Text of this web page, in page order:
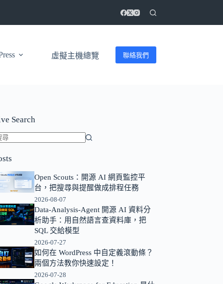
虛擬主機總覽 聯絡我們
Search
Open Scouts：開源 AI 網頁監控平
台，把搜尋與提醒做成排程任務
2026-08-07
Data-Analysis-Agent 開源 AI 資料分
析助手：用自然語言查資料庫，把
SQL 交給模型
2026-07-27
如何在 WordPress 中自定義滾動條？
兩個方法教你快速設定！
2026-07-28